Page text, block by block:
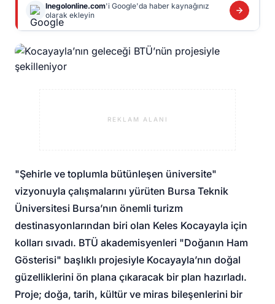
Inegolonline.com'i Google'da haber kaynağınız
olarak ekleyin
REKLAM ALANI
"Şehirle ve toplumla bütünleşen üniversite"
vizyonuyla çalışmalarını yürüten Bursa Teknik
Üniversitesi Bursa’nın önemli turizm
destinasyonlarından biri olan Keles Kocayayla için
kolları sıvadı. BTÜ akademisyenleri "Doğanın Ham
Gösterisi" başlıklı projesiyle Kocayayla’nın doğal
güzelliklerini ön plana çıkaracak bir plan hazırladı.
Proje; doğa, tarih, kültür ve miras bileşenlerini bir